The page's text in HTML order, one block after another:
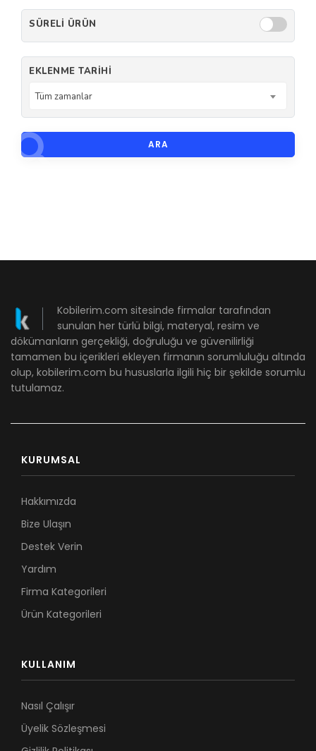
SÜRELI ÜRÜN
EKLENME TARIHI
Tüm zamanlar
ARA
Kobilerim.com sitesinde firmalar tarafından
sunulan her türlü bilgi, materyal, resim ve
dökümanların gerçekliği, doğruluğu ve güvenilirliği
tamamen bu içerikleri ekleyen firmanın sorumluluğu altında
olup, kobilerim.com bu hususlarla ilgili hiç bir şekilde sorumlu
tutulamaz.
KURUMSAL
Hakkımızda
Bize Ulaşın
Destek Verin
Yardım
Firma Kategorileri
Ürün Kategorileri
KULLANIM
Nasıl Çalışır
Üyelik Sözleşmesi